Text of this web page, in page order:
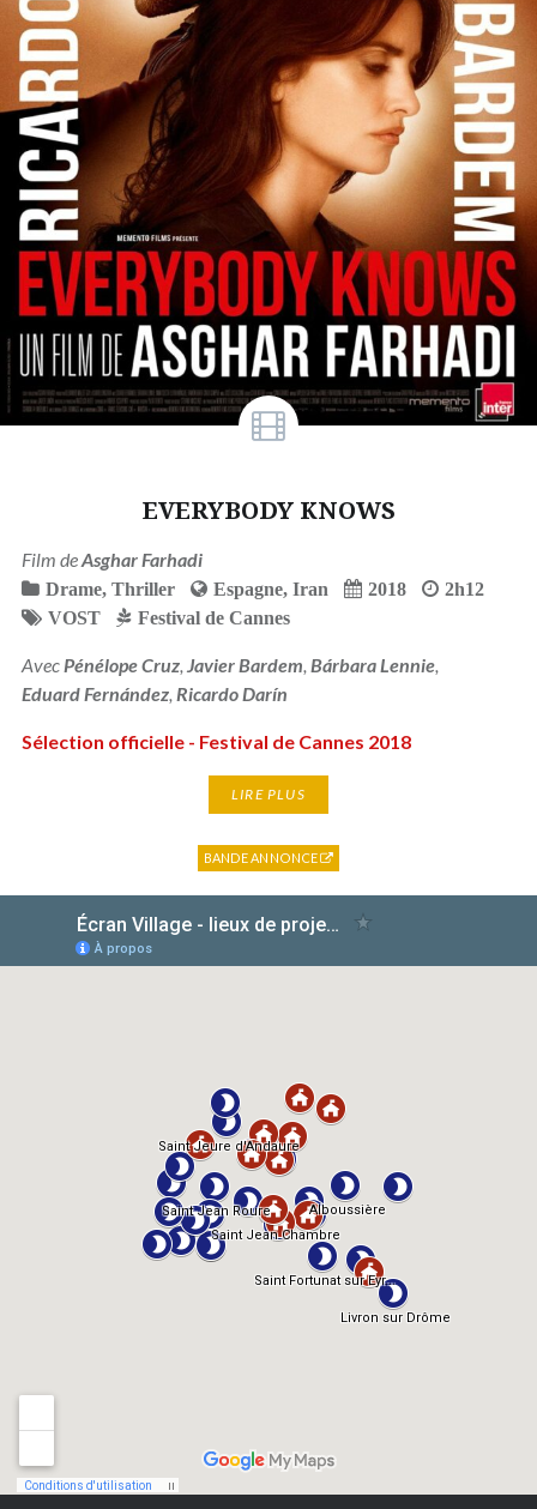
EVERYBODY KNOWS
Film deAsghar Farhadi
Drame, Thriller Espagne, Iran 2018
2h12
VOST
Festival de Cannes
Avec Pénélope Cruz, Javier Bardem Bárbara Lennie,
Eduard Fernández, Ricardo Darín
Sélection officielle - Festival de Cannes 2018
LIRE PLUS
BANDE ANNONCE